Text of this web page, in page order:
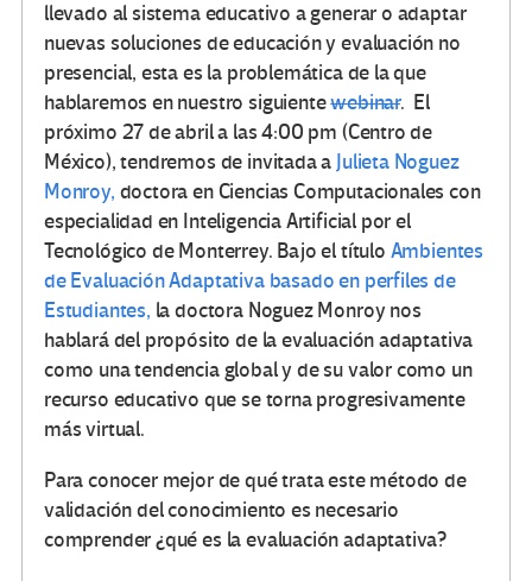
llevado al sistema educativo a generar o adaptar
nuevas soluciones de educación y evaluación no
presencial, esta es la problemática de la que
hablaremos en nuestro siguientewebinar. El
próximo 27 de abril a las 4:00 pm (Centro de
México), tendremos de invitada aJulieta Noguez
Monroy, doctora en Ciencias Computacionales con
especialidad en Inteligencia Artificial por el
Tecnológico de Monterrey. Bajo el título Ambientes
de Evaluación Adaptativa basado en perfiles de
Estudiantes, la doctora Noguez Monroy nos
hablará del propósito de la evaluación adaptativa
como una tendencia global y de su valor como un
recurso educativo que se torna progresivamente
más virtual.
Para conocer mejor de qué trata este método de
validación del conocimiento es necesario
comprender ¿qué es la evaluación adaptativa?